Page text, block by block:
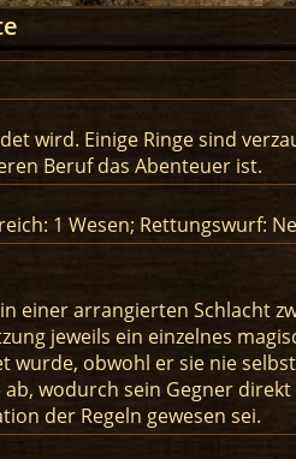
wird. Einige Ringe sind
Beruf das Abenteuer ist.
1 Wesen; Rettungswurf:
einer arrangierten Schlacht
jeweils ein einzelnes
wurde, obwohl er sie nie
wodurch sein Gegner direkt
der Regeln gewesen sei.